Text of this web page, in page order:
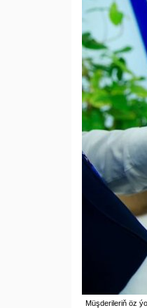
Müşderileriň öz